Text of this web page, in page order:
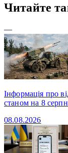
Читайте
—
Інформація про
станом на 8
08.08.2026